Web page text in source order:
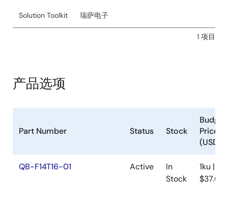
automated control and programming of Renesas
microcontrollers and ICs via the PG-FP6 flash
communications software. It supports various device
families including RA, RL78, RX, RH850, and others.
erasure, programming, and verification, with examples of
2020年6月26日
工具新闻 - 发布公告
【新发售】 新款闪存编程器：PG-FP6 - 进一步强化高性
Solution Toolkit 瑞萨电子
1 项目
产品选项
Part Number Status Stock
Price
(USD)
QB-F14T16-01 Active
In
Stock
1ku |
$37.65